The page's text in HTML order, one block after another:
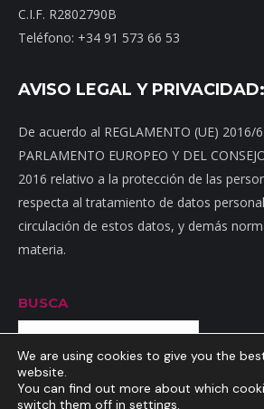
C.I.F. R2802790B
Teléfono: +34 91 573 66 53
AVISO LEGAL Y PRIVACIDAD:
De acuerdo al REGLAMENTO (UE) 2016/
PARLAMENTO EUROPEO Y DEL
2016 relativo a la protección de las
respecta al tratamiento de datos
circulación de estos datos, y demás
materia.
BUSCA
Buscar
We are using cookies to give you the
website.
You can find out more about which
switch them off in settings.